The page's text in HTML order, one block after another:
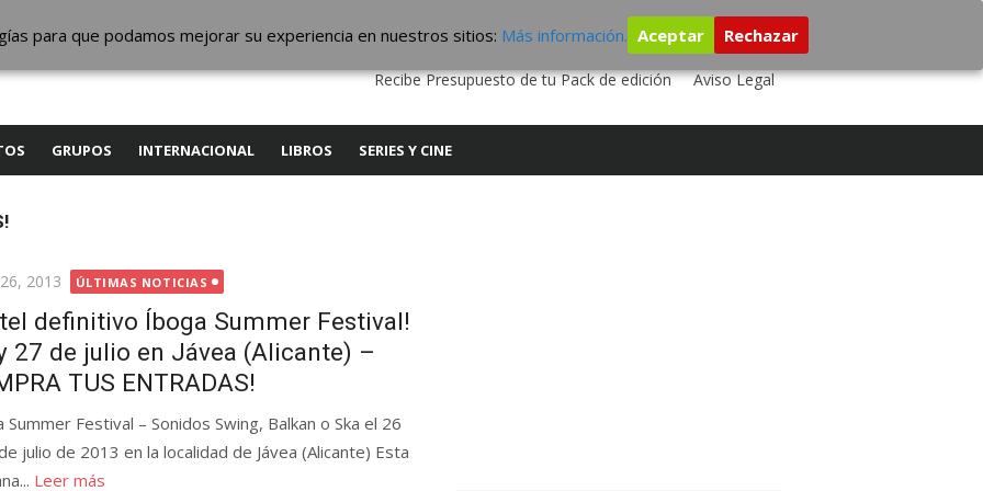
QUIENES SOMOS CONTACTO SERVICIOS EDITA TU DISCO
ESTUDIO DE GRABACIÓN
Recibe Presupuesto de tu Pack de edición
Aviso Legal
GRUPOS INTERNACIONAL LIBROS SERIES Y CINE
2013 ÚLTIMAS NOTICIAS
definitivo Íboga Summer Festival!
27 de julio en Jávea (Alicante) –
TUS ENTRADAS!
Summer Festival – Sonidos Swing, Balkan o Ska el 26
julio de 2013 en la localidad de Jávea (Alicante) Esta
Leer más
para que podamos mejorar su experiencia en nuestros sitios: Más información. Aceptar Rechazar